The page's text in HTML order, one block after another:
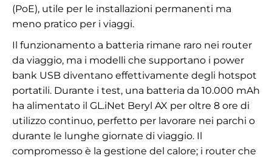
(PoE), utile per le installazioni permanenti ma
meno pratico per i viaggi.
Il funzionamento a batteria rimane raro nei router
da viaggio, ma i modelli che supportano i power
bank USB diventano effettivamente degli hotspot
portatili. Durante i test, una batteria da 10.000 mAh
ha alimentato il GL.iNet Beryl AX per oltre 8 ore di
utilizzo continuo, perfetto per lavorare nei parchi o
durante le lunghe giornate di viaggio. Il
compromesso è la gestione del calore; i router che